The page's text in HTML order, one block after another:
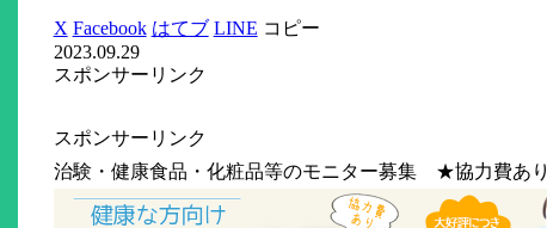
X Facebook はてブ LINE コピー
2023.09.29
スポンサーリンク
スポンサーリンク
治験・健康食品・化粧品等のモニター募集 ★協力費あり